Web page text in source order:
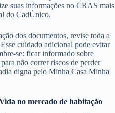
suas informações no CRAS mais
do CadÚnico.
dos documentos, revise toda a
cuidado adicional pode evitar
se: ficar informado sobre
não correr riscos de perder
digna pelo Minha Casa Minha
no mercado de habitação